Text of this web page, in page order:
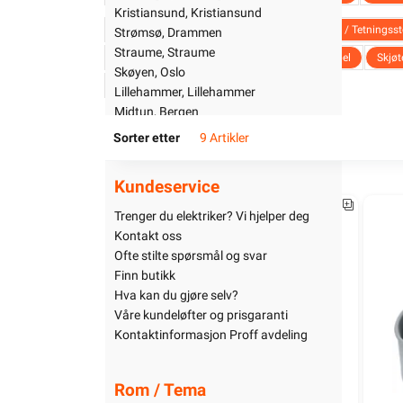
Uterom
Bad
Kjøkken
Startpakke/Pakkeløsning
Sandefjord, Sandefjord
Kristiansand, Kristiansand
Gjøvik, Gjøvik
Sandnes, Sandnes
Sarpsborg, Sarpsborg
Skien, Skien
Arendal, Arendal
Ålesund, Ålesund
Haugesund, Haugesund
Tiller, Trondheim
Tønsberg, Tønsberg
Klepp, Jærhagen
Jessheim, Jessheim
Stavanger, Stavanger
Kristiansund, Kristiansund
Straume, Straume
Rør og Tilbehør Festemateriell
Sikkerhet / Komfyrvakt
Termostat / Effektregulator
Isolasjonsstrømpe Spray /
Kristiansund, Kristiansund
Strømsø, Drammen
Straume, Straume
Skøyen, Oslo
Lillehammer, Lillehammer
Midtun, Bergen
Larvik, Larvik
Kundeservice
Trenger du elektriker? Vi hjelper deg
Kontakt oss
Ofte stilte spørsmål og svar
Finn butikk
Hva kan du gjøre selv?
Våre kundeløfter og prisgaranti
Kontaktinformasjon Proff avdeling
Rom / Tema
Isolasjonsstrømpe Spray /
Kabelvernrør Kontramutter Pakknippel
Branntetting Kontaktfett
Sorter etter 9 Artikler